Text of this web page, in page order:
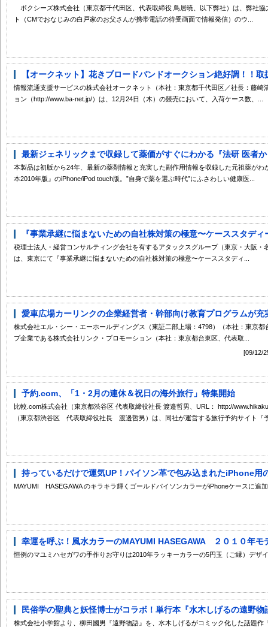
ボクシーズ株式会社（東京都千代田区、代表取締役 鳥居暁、以下弊社）は、弊社
ト（CMでおなじみの白戸家のお父さんが携帯電話の待受画面で情報発信）のウ...
【オークネット】花きブロードバンドオークション絶好調！！
情報流通支援サービスの株式会社オークネット（本社：東京都千代田区／社長：藤
ョン（http://www.ba-net.jp/）は、12月24日（木）の競売において、入荷ケース数、...
最新ジェネリックまで収録して薬価がすぐにわかる『法研 医者
本製品は初版から24年、最新の薬剤情報と充実した副作用情報を収録した元祖薬が
本2010年版』のiPhone/iPod touch版。”自身で薬を選ぶ時代”にふさわしい健康医...
『事業承継に悩まないための自社株対策の極意〜ケーススタデ
税理士法人・経営コンサルティング会社を有するアタックスグループ（東京・大阪
は、東京にて『事業承継に悩まないための自社株対策の極意〜ケーススタディ...
愛車広場カーリンクの企業経営者・幹部向け教育プログラムが充
株式会社エル・シー・エーホールディングス（東証二部上場：4798）（本社：東京
プ企業である株式会社リンク・プロモーション（本社：東京都台東区、代表取...
[09/12/
予約.com、「1・2月の連休＆祝日の海外旅行」特集開始
比較.com株式会社（東京都渋谷区 代表取締役社長 渡邉哲男、URL： http://
（東京都渋谷区 代表取締役社長 渡邉哲男）は、同社が運営する旅行予約サイト『
持っているだけで運気UP！パイソン革で包み込まれたiPhone用
MAYUMI HASEGAWA のキラキラ輝くゴールドパイソンカラーがiPhoneケースに追
幸運を呼ぶ！風水カラーのMAYUMI HASEGAWA ２０１０年モ
恒例のマユミハセガワの手作りお守りは2010年ラッキーカラーの5円玉（ご縁）デザ
民俗学の聖典と妖怪博士がコラボ！単行本『水木しげるの遠野物
株式会社小学館より、柳田國男『遠野物語』を、水木しげるがコミック化した話題